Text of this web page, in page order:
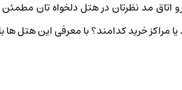
مراکز خرید کدامند؟ با معرفی این هتل ها